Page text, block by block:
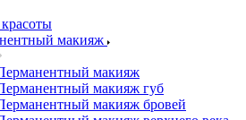
макияж
макияж
макияж губ
макияж бровей